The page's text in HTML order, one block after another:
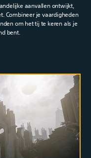
aanvallen ontwijkt,
Combineer je vaardigheden
om het tij te keren als je
bent.